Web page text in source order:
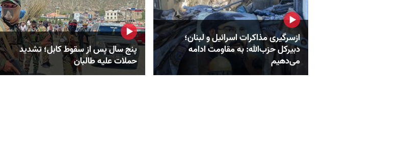
ازسرگیری مذاکرات اسرائیل و لبنان؛
دبیرکل حزب‌الله: به مقاومت ادامه
می‌دهیم
پنج سال پس از سقوط کابل؛ تشدید
حملات علیه طالبان